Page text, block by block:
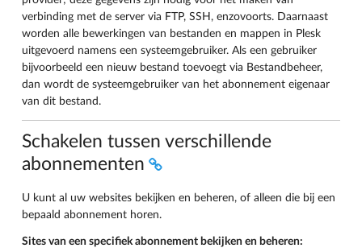
verbinding met de server via FTP, SSH, enzovoorts. Daarnaast
worden alle bewerkingen van bestanden en mappen in Plesk
uitgevoerd namens een systeemgebruiker. Als een gebruiker
bijvoorbeeld een nieuw bestand toevoegt via Bestandbeheer,
dan wordt de systeemgebruiker van het abonnement eigenaar
van dit bestand.
Schakelen tussen verschillende
abonnementen
U kunt al uw websites bekijken en beheren, of alleen die bij een
bepaald abonnement horen.
Sites van een specifiek abonnement bekijken en beheren: